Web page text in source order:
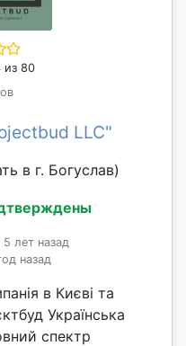
из 80
LLC"
в г. Богуслав)
лет назад
назад
в Києві та
Українська
спектр